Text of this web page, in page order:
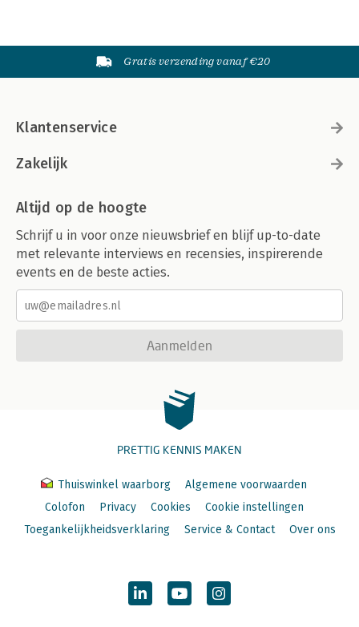
Gratis verzending vanaf €20
Klantenservice
Zakelijk
Altijd op de hoogte
Schrijf u in voor onze nieuwsbrief en blijf up-to-date
met relevante interviews en recensies, inspirerende
events en de beste acties.
Aanmelden
PRETTIG KENNIS MAKEN
Thuiswinkel waarborg
Algemene voorwaarden
Colofon
Privacy Cookies
Cookie instellingen
Toegankelijkheidsverklaring
Service & Contact Over ons